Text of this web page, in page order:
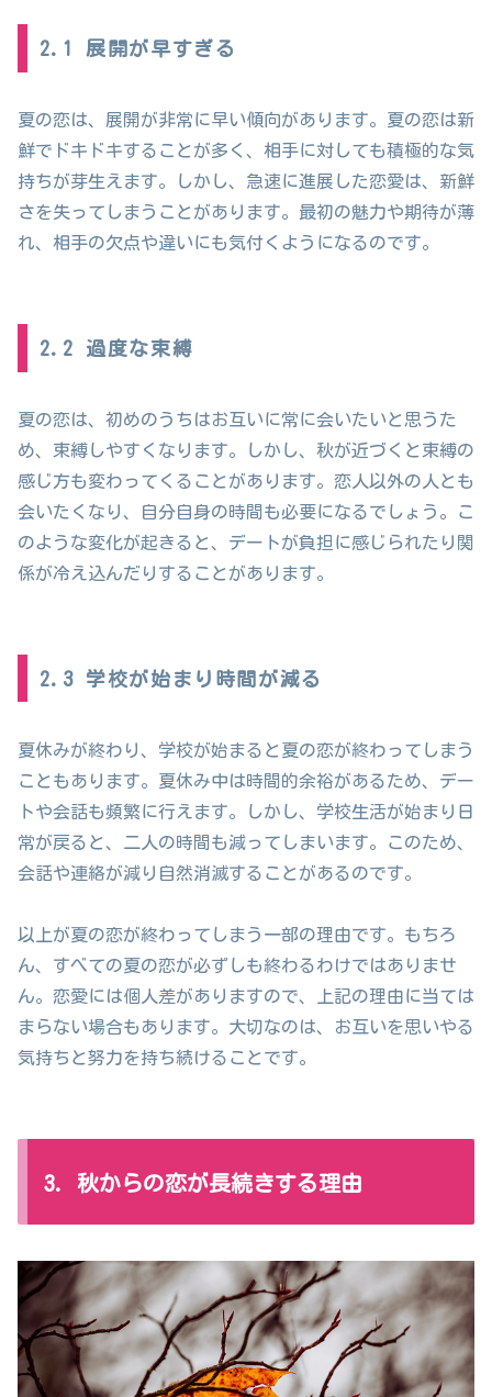
2.1 展開が早すぎる
夏の恋は、展開が非常に早い傾向があります。夏の恋は新
鮮でドキドキすることが多く、相手に対しても積極的な気
持ちが芽生えます。しかし、急速に進展した恋愛は、新鮮
さを失ってしまうことがあります。最初の魅力や期待が薄
れ、相手の欠点や違いにも気付くようになるのです。
2.2 過度な束縛
夏の恋は、初めのうちはお互いに常に会いたいと思うた
め、束縛しやすくなります。しかし、秋が近づくと束縛の
感じ方も変わってくることがあります。恋人以外の人とも
会いたくなり、自分自身の時間も必要になるでしょう。こ
のような変化が起きると、デートが負担に感じられたり関
係が冷え込んだりすることがあります。
2.3 学校が始まり時間が減る
夏休みが終わり、学校が始まると夏の恋が終わってしまう
こともあります。夏休み中は時間的余裕があるため、デー
トや会話も頻繁に行えます。しかし、学校生活が始まり日
常が戻ると、二人の時間も減ってしまいます。このため、
会話や連絡が減り自然消滅することがあるのです。
以上が夏の恋が終わってしまう一部の理由です。もちろ
ん、すべての夏の恋が必ずしも終わるわけではありませ
ん。恋愛には個人差がありますので、上記の理由に当ては
まらない場合もあります。大切なのは、お互いを思いやる
気持ちと努力を持ち続けることです。
3. 秋からの恋が長続きする理由